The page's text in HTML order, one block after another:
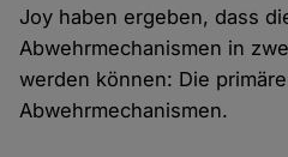
Joy haben ergeben, dass
Abwehrmechanismen in
werden können: Die
Abwehrmechanismen.